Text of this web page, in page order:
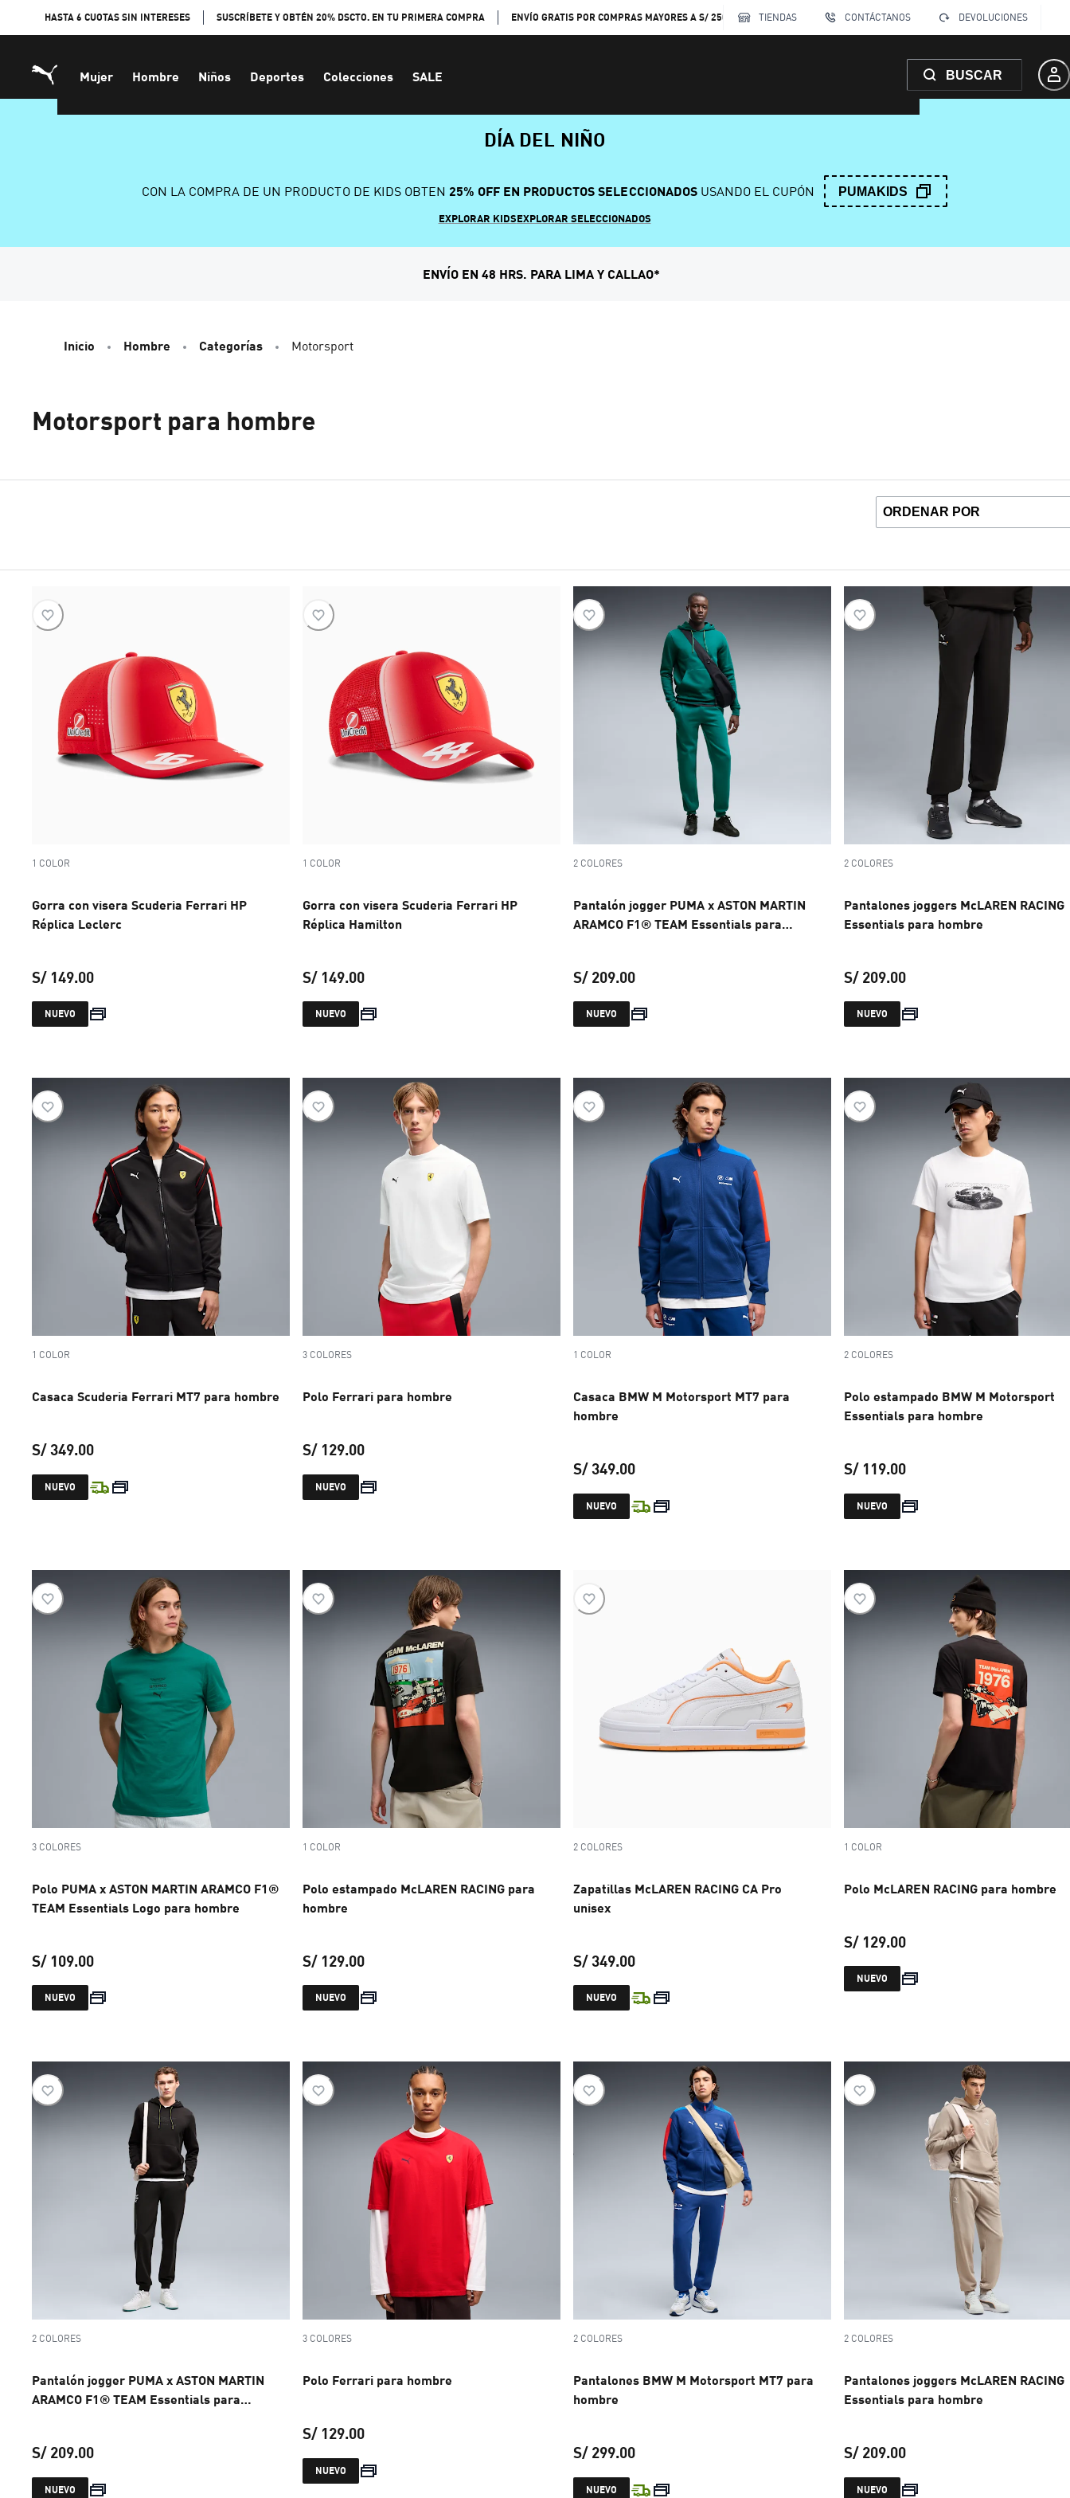
HASTA 6 CUOTAS SIN INTERESES SUSCRÍBETE Y OBTÉN 20% DSCTO. EN TU PRIMERA COMPRA ENVÍO GRATIS POR COMPRAS MAYORES A S/ 250 TIENDAS CONTÁCTANOS DEVOLUCIONES
Mujer Hombre Niños Deportes Colecciones SALE BUSCAR
DÍA DEL NIÑO
CON LA COMPRA DE UN PRODUCTO DE KIDS OBTEN 25% OFF EN PRODUCTOS SELECCIONADOSUSANDO EL CUPÓN PUMAKIDS
EXPLORAR KIDSEXPLORAR SELECCIONADOS
ENVÍO EN 48 HRS. PARA LIMA Y CALLAO*
Inicio Hombre Categorías Motorsport
Motorsport para hombre
1 COLOR
Gorra con visera Scuderia Ferrari HP
Réplica Leclerc
S/ 149.00
precio actual S/ 149.00
NUEVO
1 COLOR
Gorra con visera Scuderia Ferrari HP
Réplica Hamilton
S/ 149.00
precio actual S/ 149.00
NUEVO
2 COLORES
Pantalón jogger PUMA x ASTON MARTIN
ARAMCO F1® TEAM Essentials para
S/ 209.00
precio actual S/ 209.00
NUEVO
2 COLORES
Pantalones joggers McLAREN RACING
Essentials para hombre
S/ 209.00
precio actual S/ 209.00
NUEVO
1 COLOR
Casaca Scuderia Ferrari MT7 para hombre
S/ 349.00
precio actual S/ 349.00
NUEVO
3 COLORES
Polo Ferrari para hombre
S/ 129.00
precio actual S/ 129.00
NUEVO
1 COLOR
Casaca BMW M Motorsport MT7 para
hombre
S/ 349.00
precio actual S/ 349.00
NUEVO
2 COLORES
Polo estampado BMW M Motorsport
Essentials para hombre
S/ 119.00
precio actual S/ 119.00
NUEVO
3 COLORES
Polo PUMA x ASTON MARTIN ARAMCO F1®
TEAM Essentials Logo para hombre
S/ 109.00
precio actual S/ 109.00
NUEVO
1 COLOR
Polo estampado McLAREN RACING para
hombre
S/ 129.00
precio actual S/ 129.00
NUEVO
2 COLORES
Zapatillas McLAREN RACING CA Pro
unisex
S/ 349.00
precio actual S/ 349.00
NUEVO
1 COLOR
Polo McLAREN RACING para hombre
S/ 129.00
precio actual S/ 129.00
NUEVO
2 COLORES
Pantalón jogger PUMA x ASTON MARTIN
ARAMCO F1® TEAM Essentials para
S/ 209.00
precio actual S/ 209.00
NUEVO
3 COLORES
Polo Ferrari para hombre
S/ 129.00
precio actual S/ 129.00
NUEVO
2 COLORES
Pantalones BMW M Motorsport MT7 para
hombre
S/ 299.00
precio actual S/ 299.00
NUEVO
2 COLORES
Pantalones joggers McLAREN RACING
Essentials para hombre
S/ 209.00
precio actual S/ 209.00
NUEVO